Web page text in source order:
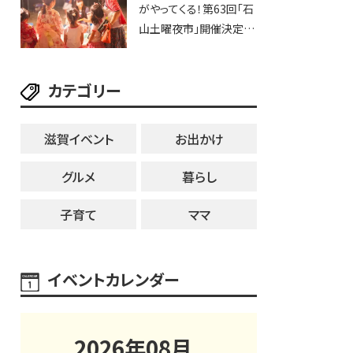
ブなど。【和邇ふれあい夏
祭り】
がやってくる！第63回「石
山土曜夜市」開催決定！
カテゴリー
滋賀イベント
お出かけ
グルメ
暮らし
子育て
ママ
イベントカレンダー